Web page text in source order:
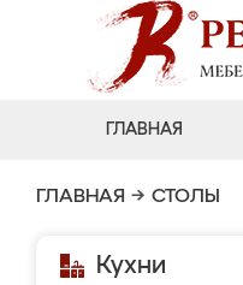
ГЛАВНАЯ
ГЛАВНАЯ → СТОЛЫ
Кухни